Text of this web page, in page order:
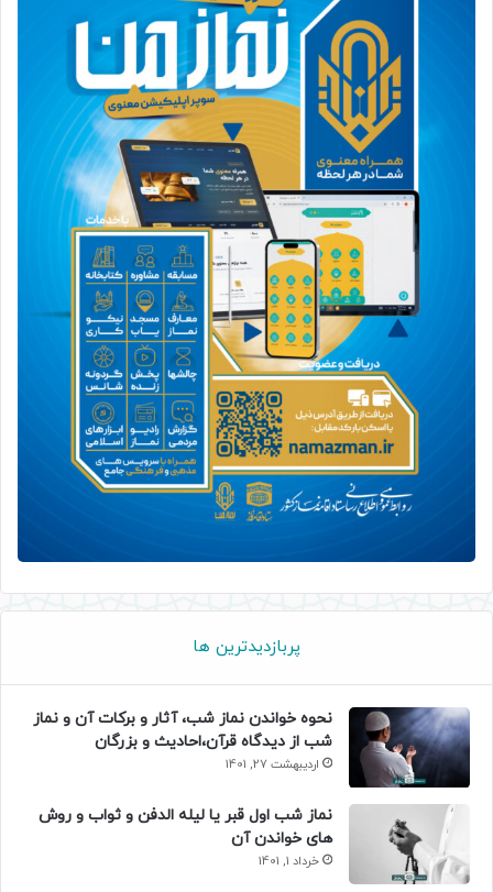
پربازدیدترین ها
نحوه خواندن نماز شب، آثار و برکات آن و نماز
شب از دیدگاه قرآن،احادیث و بزرگان
اردیبهشت 27, 1401
نماز شب اول قبر یا لیله الدفن و ثواب و روش
های خواندن آن
خرداد 1, 1401